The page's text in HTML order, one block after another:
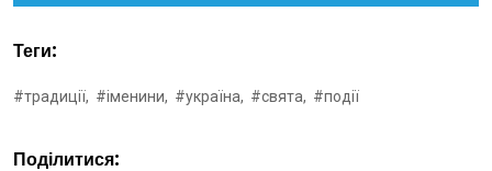
Теги:
#традиції, #іменини, #україна, #свята, #події
Поділитися: